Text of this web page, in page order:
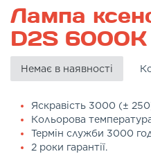
Лампа
D2S 6000K
Немає в наявності
Яскравість 3000 (±
Кольорова
Термін служби 3000
2 роки гарантії.